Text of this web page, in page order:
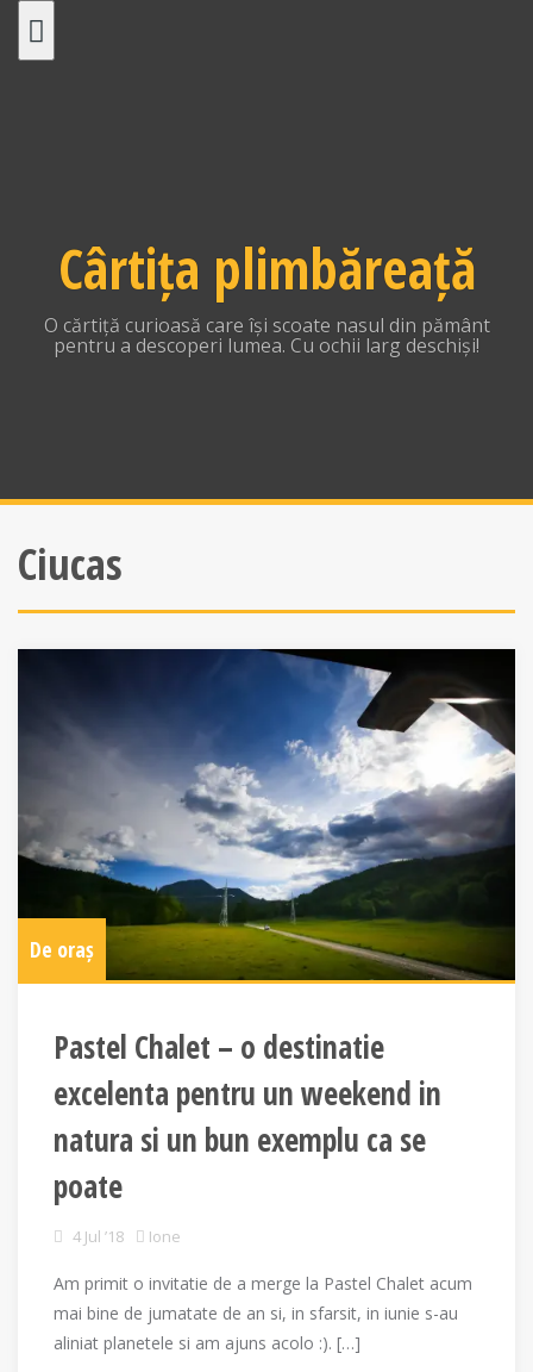
Cârtița plimbăreață
O cărtiță curioasă care își scoate nasul din pământ
pentru a descoperi lumea. Cu ochii larg deschiși!
Ciucas
De oraș
Pastel Chalet – o destinatie
excelenta pentru un weekend in
natura si un bun exemplu ca se
poate
4 Jul ’18 Ione
Am primit o invitatie de a merge la Pastel Chalet acum
mai bine de jumatate de an si, in sfarsit, in iunie s-au
aliniat planetele si am ajuns acolo :). […]